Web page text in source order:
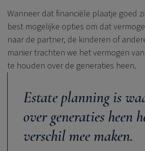
Wanneer dat financiële plaatje goed
best mogelijke opties om dat
naar de partner, de kinderen of
manier trachten we het vermogen
te houden over de generaties heen.
Estate planning is
over generaties heen
verschil mee maken.